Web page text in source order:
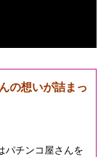
の想いが詰まっ
パチンコ屋さんを